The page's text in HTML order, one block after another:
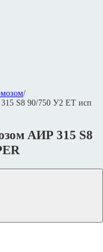
/
S8 90/750 У2 ET исп
АИР 315 S8